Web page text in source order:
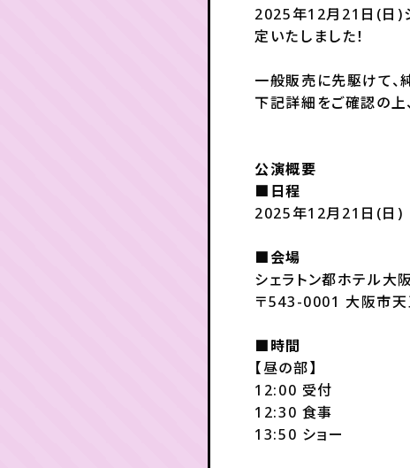
2025年12月21日(日)シ
定いたしました！
一般販売に先駆けて、
下記詳細をご確認の上
公演概要
■日程
2025年12月21日(日)
■会場
シェラトン都ホテル大
〒543-0001 大阪市
■時間
【昼の部】
12:00 受付
12:30 食事
13:50 ショー